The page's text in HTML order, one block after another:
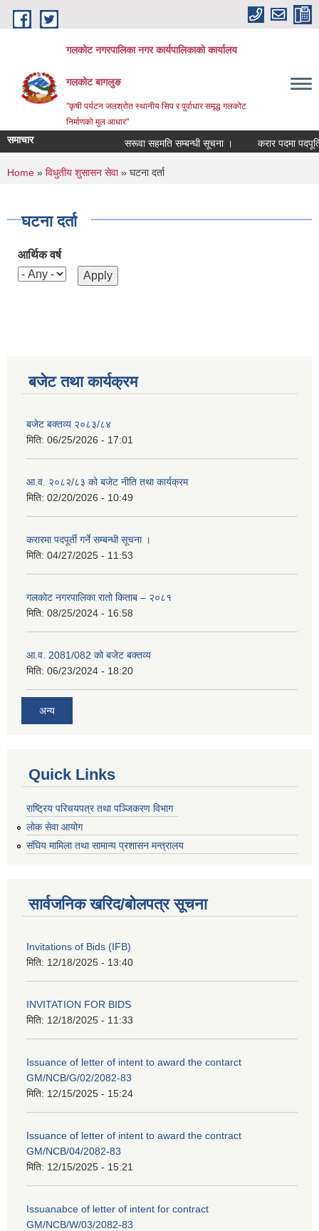
Skip to main content
गलकोट नगरपालिका नगर कार्यपालिकाको कार्यालय
गलकोट बागलुङ
"कृषी पर्यटन जलश्रोत स्थानीय सिप र पुर्वाधार समृद्ध गलकोट
निर्माणको मुल आधार"
समाचार सरूवा सहमति सम्बन्धी सूचना । करार पदमा
You are here
Home » विधुतीय शुसासन सेवा» घटना दर्ता
घटना दर्ता
आर्थिक वर्ष
बजेट तथा कार्यक्रम
बजेट बक्तव्य २०८३/८४
मिति: 06/25/2026 - 17:01
आ.व. २०८२/८३ को बजेट नीति तथा कार्यक्रम
मिति: 02/20/2026 - 10:49
करारमा पदपूर्ती गर्ने सम्बन्धी सूचना ।
मिति: 04/27/2025 - 11:53
गलकोट नगरपालिका रातो किताब – २०८१
मिति: 08/25/2024 - 16:58
आ.व. 2081/082 को बजेट बक्तव्य
मिति: 06/23/2024 - 18:20
अन्य
Quick Links
राष्ट्रिय परिचयपत्र तथा पञ्जिकरण विभाग
लोक सेवा आयोग
संघिय मामिला तथा सामान्य प्रशासन मन्त्रालय
सार्वजनिक खरिद/बोलपत्र सूचना
Invitations of Bids (IFB)
मिति: 12/18/2025 - 13:40
INVITATION FOR BIDS
मिति: 12/18/2025 - 11:33
Issuance of letter of intent to award the contarct
GM/NCB/G/02/2082-83
मिति: 12/15/2025 - 15:24
Issuance of letter of intent to award the contract
GM/NCB/04/2082-83
मिति: 12/15/2025 - 15:21
Issuanabce of letter of intent for contract
GM/NCB/W/03/2082-83